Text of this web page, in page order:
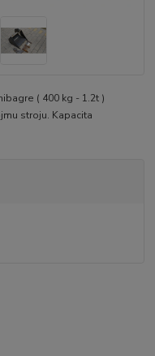
( 400 kg - 1.2t )
stroju. Kapacita